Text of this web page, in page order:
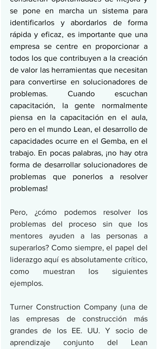
se pone en marcha un sistema para
identificarlos y abordarlos de forma
rápida y eficaz, es importante que una
empresa se centre en proporcionar a
todos los que contribuyen a la creación
de valor las herramientas que necesitan
para convertirse en solucionadores de
problemas. Cuando escuchan
capacitación, la gente normalmente
piensa en la capacitación en el aula,
pero en el mundo Lean, el desarrollo de
capacidades ocurre en el Gemba, en el
trabajo. En pocas palabras, ¡no hay otra
forma de desarrollar solucionadores de
problemas que ponerlos a resolver
problemas!
Pero, ¿cómo podemos resolver los
problemas del proceso sin que los
mentores ayuden a las personas a
superarlos? Como siempre, el papel del
liderazgo aquí es absolutamente crítico,
como muestran los siguientes
ejemplos.
Turner Construction Company (una de
las empresas de construcción más
grandes de los EE. UU. Y socio de
aprendizaje conjunto del Lean